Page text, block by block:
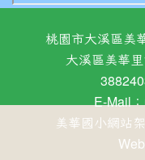
桃園市大溪區美
大溪區美華
E-Mail：
美華國小網站